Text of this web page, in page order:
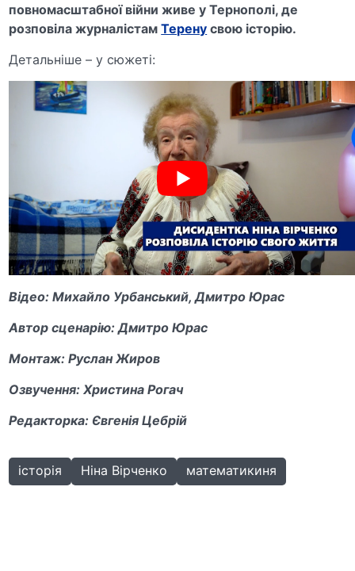
повномасштабної війни живе у Тернополі, де
розповіла журналістамТерену свою історію.
Детальніше – у сюжеті:
Відео: Михайло Урбанський, Дмитро Юрас
Автор сценарію: Дмитро Юрас
Монтаж: Руслан Жиров
Озвучення: Христина Рогач
Редакторка: Євгенія Цебрій
історія Ніна Вірченко математикиня